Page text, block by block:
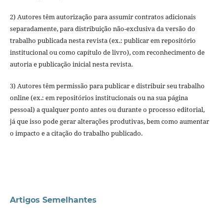
2) Autores têm autorização para assumir contratos adicionais
separadamente, para distribuição não-exclusiva da versão do
trabalho publicada nesta revista (ex.: publicar em repositório
institucional ou como capítulo de livro), com reconhecimento de
autoria e publicação inicial nesta revista.
3) Autores têm permissão para publicar e distribuir seu trabalho
online (ex.: em repositórios institucionais ou na sua página
pessoal) a qualquer ponto antes ou durante o processo editorial,
já que isso pode gerar alterações produtivas, bem como aumentar
o impacto e a citação do trabalho publicado.
Artigos Semelhantes